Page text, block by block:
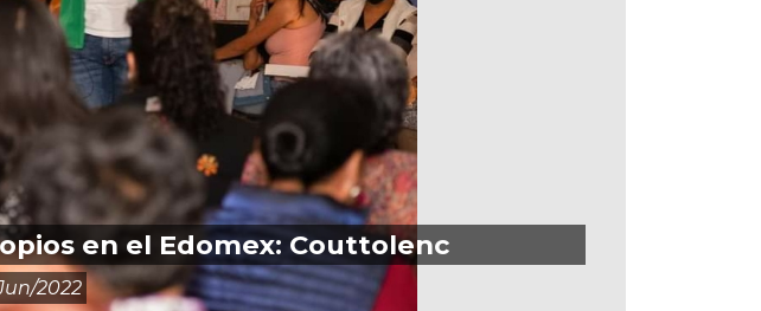
en el Edomex: Couttolenc
2022